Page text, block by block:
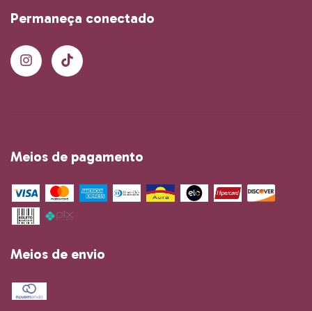
Permaneça conectado
Meios de pagamento
Meios de envio